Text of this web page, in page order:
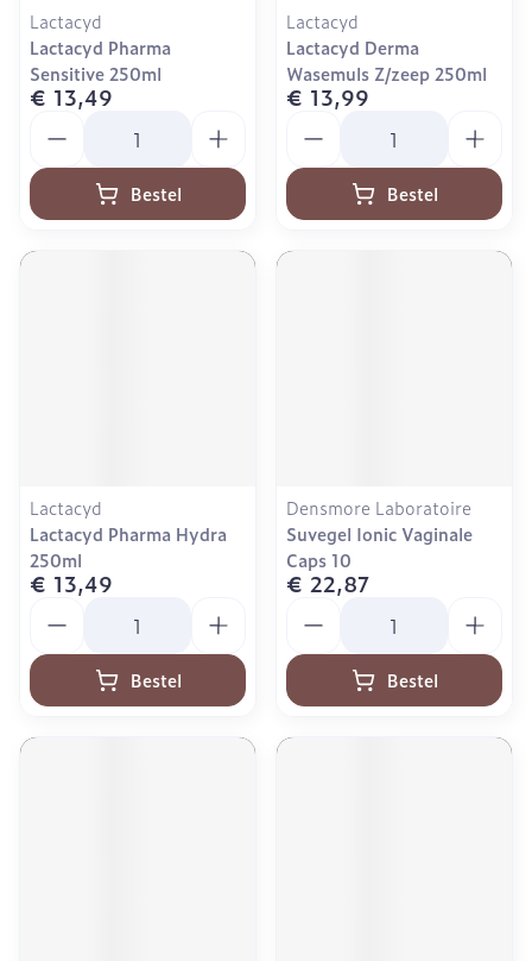
Lactacyd
Lactacyd Pharma
Sensitive 250ml
€ 13,49
Bestel
Lactacyd
Lactacyd Derma
Wasemuls Z/zeep 250ml
€ 13,99
Bestel
Lactacyd
Lactacyd Pharma Hydra
250ml
€ 13,49
Bestel
Densmore Laboratoire
Suvegel Ionic Vaginale
Caps 10
€ 22,87
Bestel